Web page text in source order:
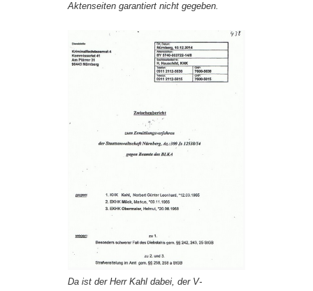
Aktenseiten garantiert nicht gegeben.
Da ist der Herr Kahl dabei, der V-